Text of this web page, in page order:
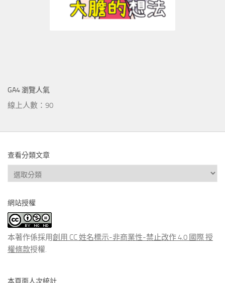
GA4 瀏覽人氣
線上人數：90
查看分類文章
查
看
類
文
章
網站授權
本著作係採用創用 CC 姓名標示-非商業性-禁止改作 4.0 國際 授
權條款授權.
本頁面人次統計